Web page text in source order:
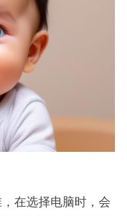
在选择电脑时，会